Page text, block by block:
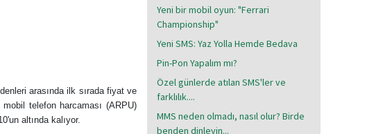
arasında ilk sırada fiyat ve
telefon harcaması (ARPU)
altında kalıyor.
Yeni bir mobil oyun: "Ferrari
Championship"
Yeni SMS: Yaz Yolla Hemde Bedava
Pin-Pon Yapalım mı?
Özel günlerde atılan SMS'ler ve
farklılık....
MMS neden olmadı, nasıl olur? Birde
benden dinleyin...